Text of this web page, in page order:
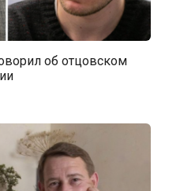
об отцовском